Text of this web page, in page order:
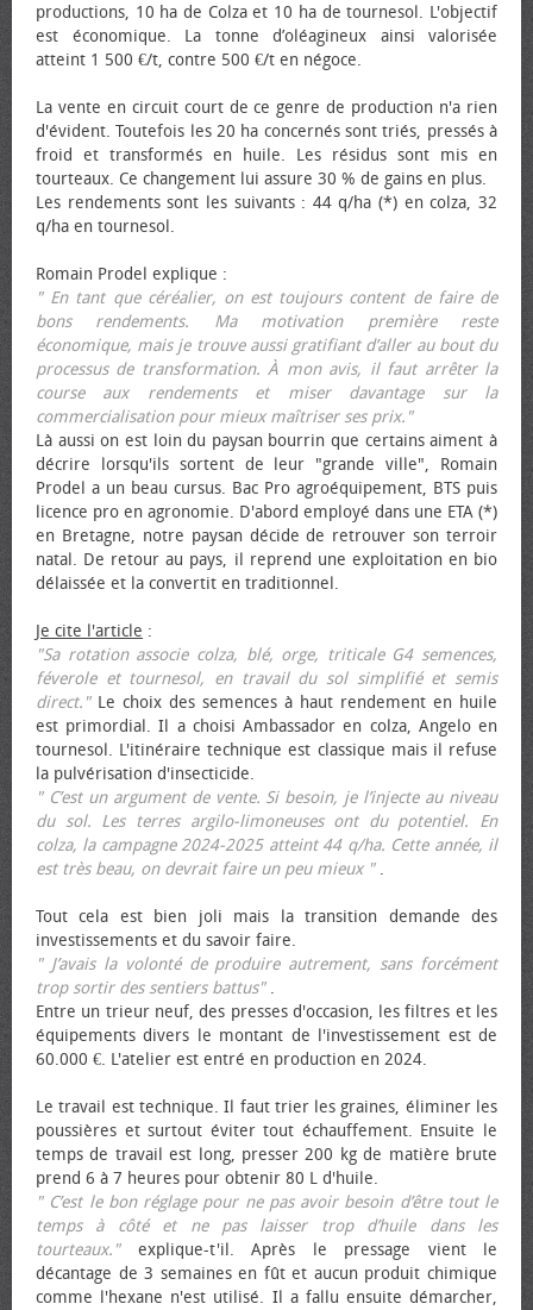
productions, 10 ha de Colza et 10 ha de tournesol. L'objectif
est économique. La tonne d’oléagineux ainsi valorisée
atteint 1 500 €/t, contre 500 €/t en négoce.
La vente en circuit court de ce genre de production n'a rien
d'évident. Toutefois les 20 ha concernés sont triés, pressés à
froid et transformés en huile. Les résidus sont mis en
tourteaux. Ce changement lui assure 30 % de gains en plus.
Les rendements sont les suivants : 44 q/ha (*) en colza, 32
q/ha en tournesol.
Romain Prodel explique :
" En tant que céréalier, on est toujours content de faire de
bons rendements. Ma motivation première reste
économique, mais je trouve aussi gratifiant d’aller au bout du
processus de transformation. À mon avis, il faut arrêter la
course aux rendements et miser davantage sur la
commercialisation pour mieux maîtriser ses prix."
Là aussi on est loin du paysan bourrin que certains aiment à
décrire lorsqu'ils sortent de leur "grande ville", Romain
Prodel a un beau cursus. Bac Pro agroéquipement, BTS puis
licence pro en agronomie. D'abord employé dans une ETA (*)
en Bretagne, notre paysan décide de retrouver son terroir
natal. De retour au pays, il reprend une exploitation en bio
délaissée et la convertit en traditionnel.
Je cite l'article :
"Sa rotation associe colza, blé, orge, triticale G4 semences,
féverole et tournesol, en travail du sol simplifié et semis
direct."Le choix des semences à haut rendement en huile
est primordial. Il a choisi Ambassador en colza, Angelo en
tournesol. L'itinéraire technique est classique mais il refuse
la pulvérisation d'insecticide.
" C’est un argument de vente. Si besoin, je l’injecte au niveau
du sol. Les terres argilo-limoneuses ont du potentiel. En
colza, la campagne 2024-2025 atteint 44 q/ha. Cette année, il
est très beau, on devrait faire un peu mieux ".
Tout cela est bien joli mais la transition demande des
investissements et du savoir faire.
" J’avais la volonté de produire autrement, sans forcément
trop sortir des sentiers battus".
Entre un trieur neuf, des presses d'occasion, les filtres et les
équipements divers le montant de l'investissement est de
60.000 €. L'atelier est entré en production en 2024.
Le travail est technique. Il faut trier les graines, éliminer les
poussières et surtout éviter tout échauffement. Ensuite le
temps de travail est long, presser 200 kg de matière brute
prend 6 à 7 heures pour obtenir 80 L d'huile.
" C’est le bon réglage pour ne pas avoir besoin d’être tout le
temps à côté et ne pas laisser trop d’huile dans les
tourteaux."explique-t'il. Après le pressage vient le
décantage de 3 semaines en fût et aucun produit chimique
comme l'hexane n'est utilisé. Il a fallu ensuite démarcher,